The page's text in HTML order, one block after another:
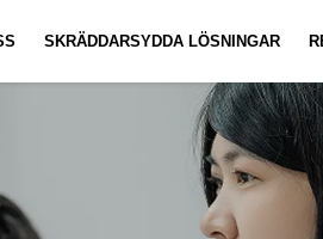
SKRÄDDARSYDDA LÖSNINGAR
Video